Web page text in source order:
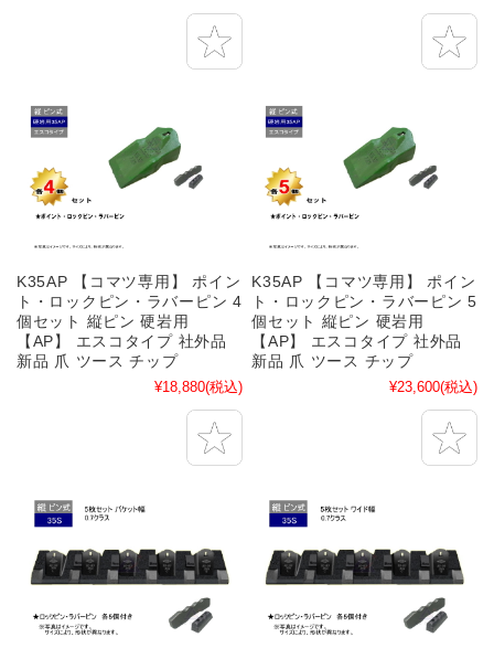
K35AP 【コマツ専用】 ポイン
ト・ロックピン・ラバーピン 4
個セット 縦ピン 硬岩用
【AP】 エスコタイプ 社外品
新品 爪 ツース チップ
¥18,880(税込)
K35AP 【コマツ専用】 ポイン
ト・ロックピン・ラバーピン 5
個セット 縦ピン 硬岩用
【AP】 エスコタイプ 社外品
新品 爪 ツース チップ
¥23,600(税込)